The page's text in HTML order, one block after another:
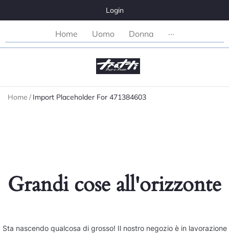
Login
Home Uomo Donna ···
Home / Import Placeholder For 471384603
Grandi cose all'orizzonte
Sta nascendo qualcosa di grosso! Il nostro negozio è in lavorazione